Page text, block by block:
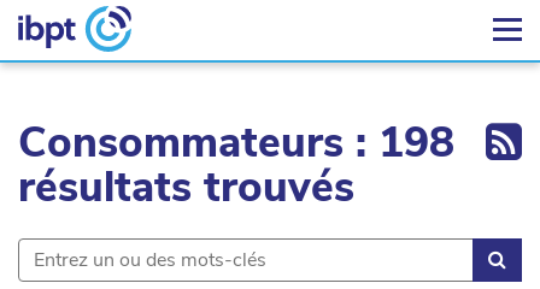
Consommateurs : 198
résultats trouvés